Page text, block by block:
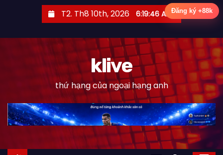
T2. Th8 10th, 2026 6:19:47 AM
klive
thứ hạng của ngoại hạng anh
Đăng ký +88k